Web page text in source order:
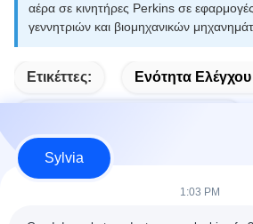
αέρα σε κινητήρες Perkins σε
γεννητριών και βιομηχανικών
Ετικέττες: Ενότητα
Sylvia
1:03 PM